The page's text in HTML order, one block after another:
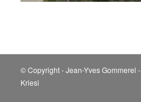
© Copyright - Jean-Yves Gommerel -
Kriesi